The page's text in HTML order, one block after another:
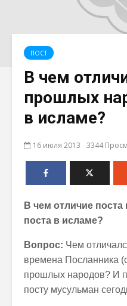
ПОСТ
В чем
прошлых
в исламе?
16 июля 2013 3344
В чем отличие
поста в исламе?
Вопрос: Чем
времена Посланника
прошлых народов? И
посту мусульман